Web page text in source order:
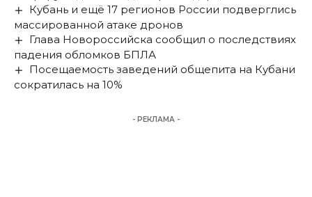
Кубань и ещё 17 регионов России подверглись
массированной атаке дронов
Глава Новороссийска сообщил о последствиях
падения обломков БПЛА
Посещаемость заведений общепита на Кубани
сократилась на 10%
- РЕКЛАМА -